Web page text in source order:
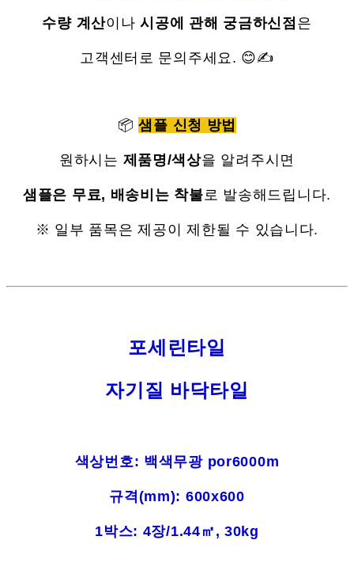
수량 계산이나시공에 관해 궁금하신점 은
고객센터로 문의주세요. 😊✍
📦샘플 신청 방법
원하시는 제품명/색상을 알려주시면
샘플은 무료, 배송비는 착불로 발송해드립니다.
※ 일부 품목은 제공이 제한될 수 있습니다.
포세린타일
자기질 바닥타일
색상번호: 백색무광 por6000m
규격(mm): 600x600
1박스: 4장/1.44㎡, 30kg